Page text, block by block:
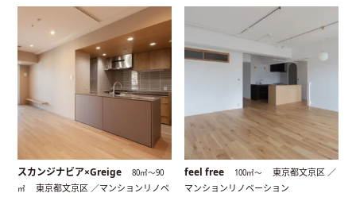
スカンジナビア×Greige
80㎡〜90
㎡
東京都文京区 ／マンションリノベ
feel free 100㎡〜
東京都文京区 ／
マンションリノベーション